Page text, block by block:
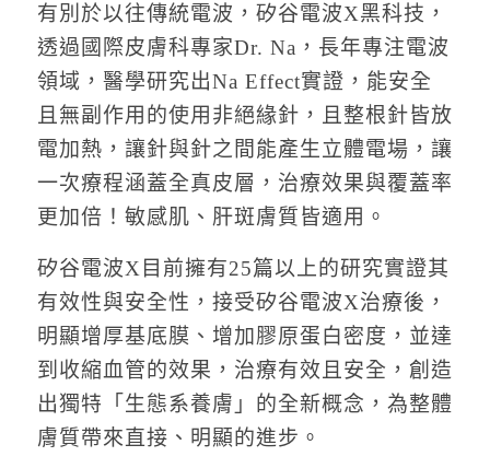
有別於以往傳統電波，矽谷電波X黑科技，
透過國際皮膚科專家Dr. Na，長年專注電波
領域，醫學研究出Na Effect實證，能安全
且無副作用的使用非絕緣針，且整根針皆放
電加熱，讓針與針之間能產生立體電場，讓
一次療程涵蓋全真皮層，治療效果與覆蓋率
更加倍！敏感肌、肝斑膚質皆適用。
矽谷電波X目前擁有25篇以上的研究實證其
有效性與安全性，接受矽谷電波X治療後，
明顯增厚基底膜、增加膠原蛋白密度，並達
到收縮血管的效果，治療有效且安全，創造
出獨特「生態系養膚」的全新概念，為整體
膚質帶來直接、明顯的進步。